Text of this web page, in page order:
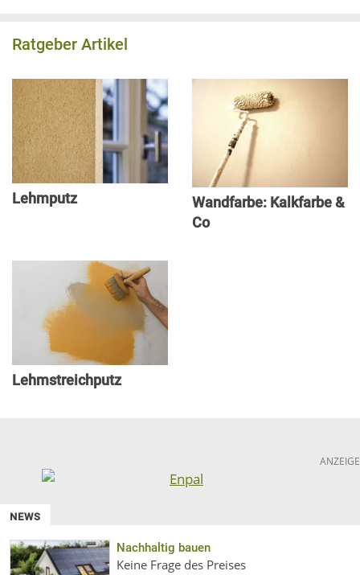
Ratgeber Artikel
Lehmputz
Wandfarbe: Kalkfarbe &
Co
Lehmstreichputz
ANZEIGE
NEWS
Nachhaltig bauen
Keine Frage des Preises